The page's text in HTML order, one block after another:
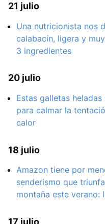
21 julio
Una nutricionista nos
calabacín, ligera y
3 ingredientes
20 julio
Estas galletas
para calmar la
calor
18 julio
Amazon tiene por
senderismo que
montaña este verano:
17 julio